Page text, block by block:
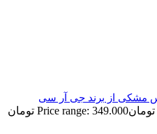
مشکی از برند جی آر سی
تومان
Price range: 349.000 تومان